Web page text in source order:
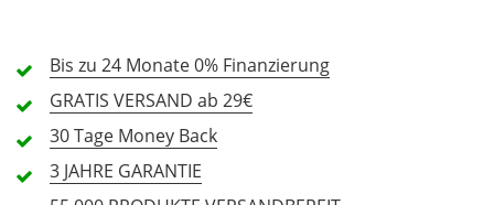
Alle Sprachen
Bis zu 24 Monate0% Finanzierung
GRATIS VERSAND ab 29€
30 Tage Money Back
3 JAHRE GARANTIE